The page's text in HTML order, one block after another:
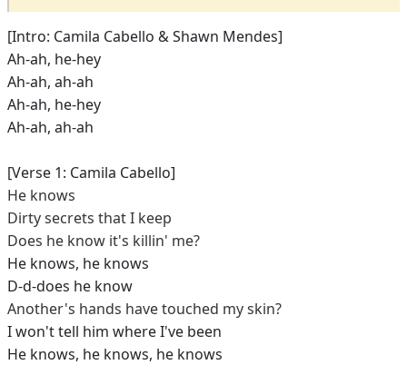
[Intro: Camila Cabello & Shawn Mendes]
Ah-ah, he-hey
Ah-ah, ah-ah
Ah-ah, he-hey
Ah-ah, ah-ah
[Verse 1: Camila Cabello]
He knows
Dirty secrets that I keep
Does he know it's killin' me?
He knows, he knows
D-d-does he know
Another's hands have touched my skin?
I won't tell him where I've been
He knows, he knows, he knows